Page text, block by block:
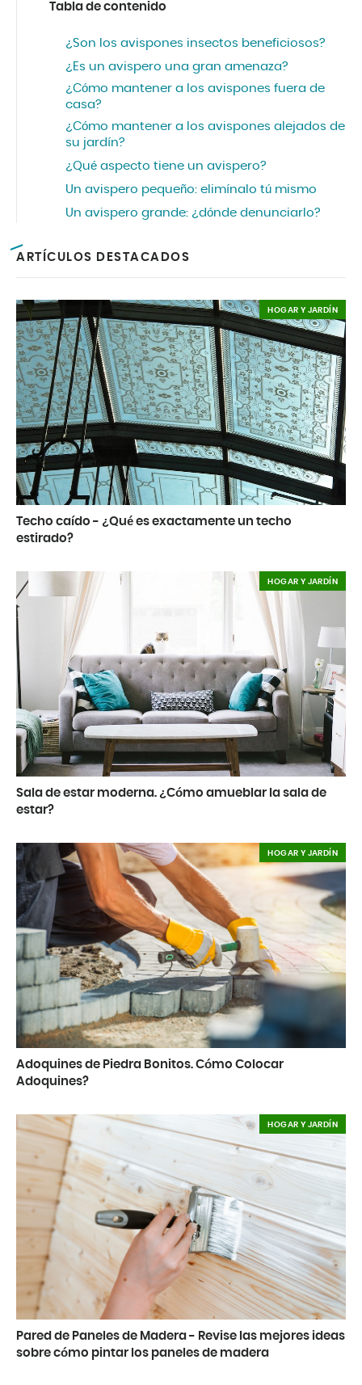
Tabla de contenido
¿Son los avispones insectos beneficiosos?
¿Es un avispero una gran amenaza?
¿Cómo mantener a los avispones fuera de
casa?
¿Cómo mantener a los avispones alejados de
su jardín?
¿Qué aspecto tiene un avispero?
Un avispero pequeño: elimínalo tú mismo
Un avispero grande: ¿dónde denunciarlo?
ARTÍCULOS DESTACADOS
Techo caído - ¿Qué es exactamente un techo
estirado?
HOGAR Y JARDÍN
Sala de estar moderna. ¿Cómo amueblar la sala de
estar?
HOGAR Y JARDÍN
Adoquines de Piedra Bonitos. Cómo Colocar
Adoquines?
HOGAR Y JARDÍN
Pared de Paneles de Madera - Revise las mejores ideas
sobre cómo pintar los paneles de madera
HOGAR Y JARDÍN